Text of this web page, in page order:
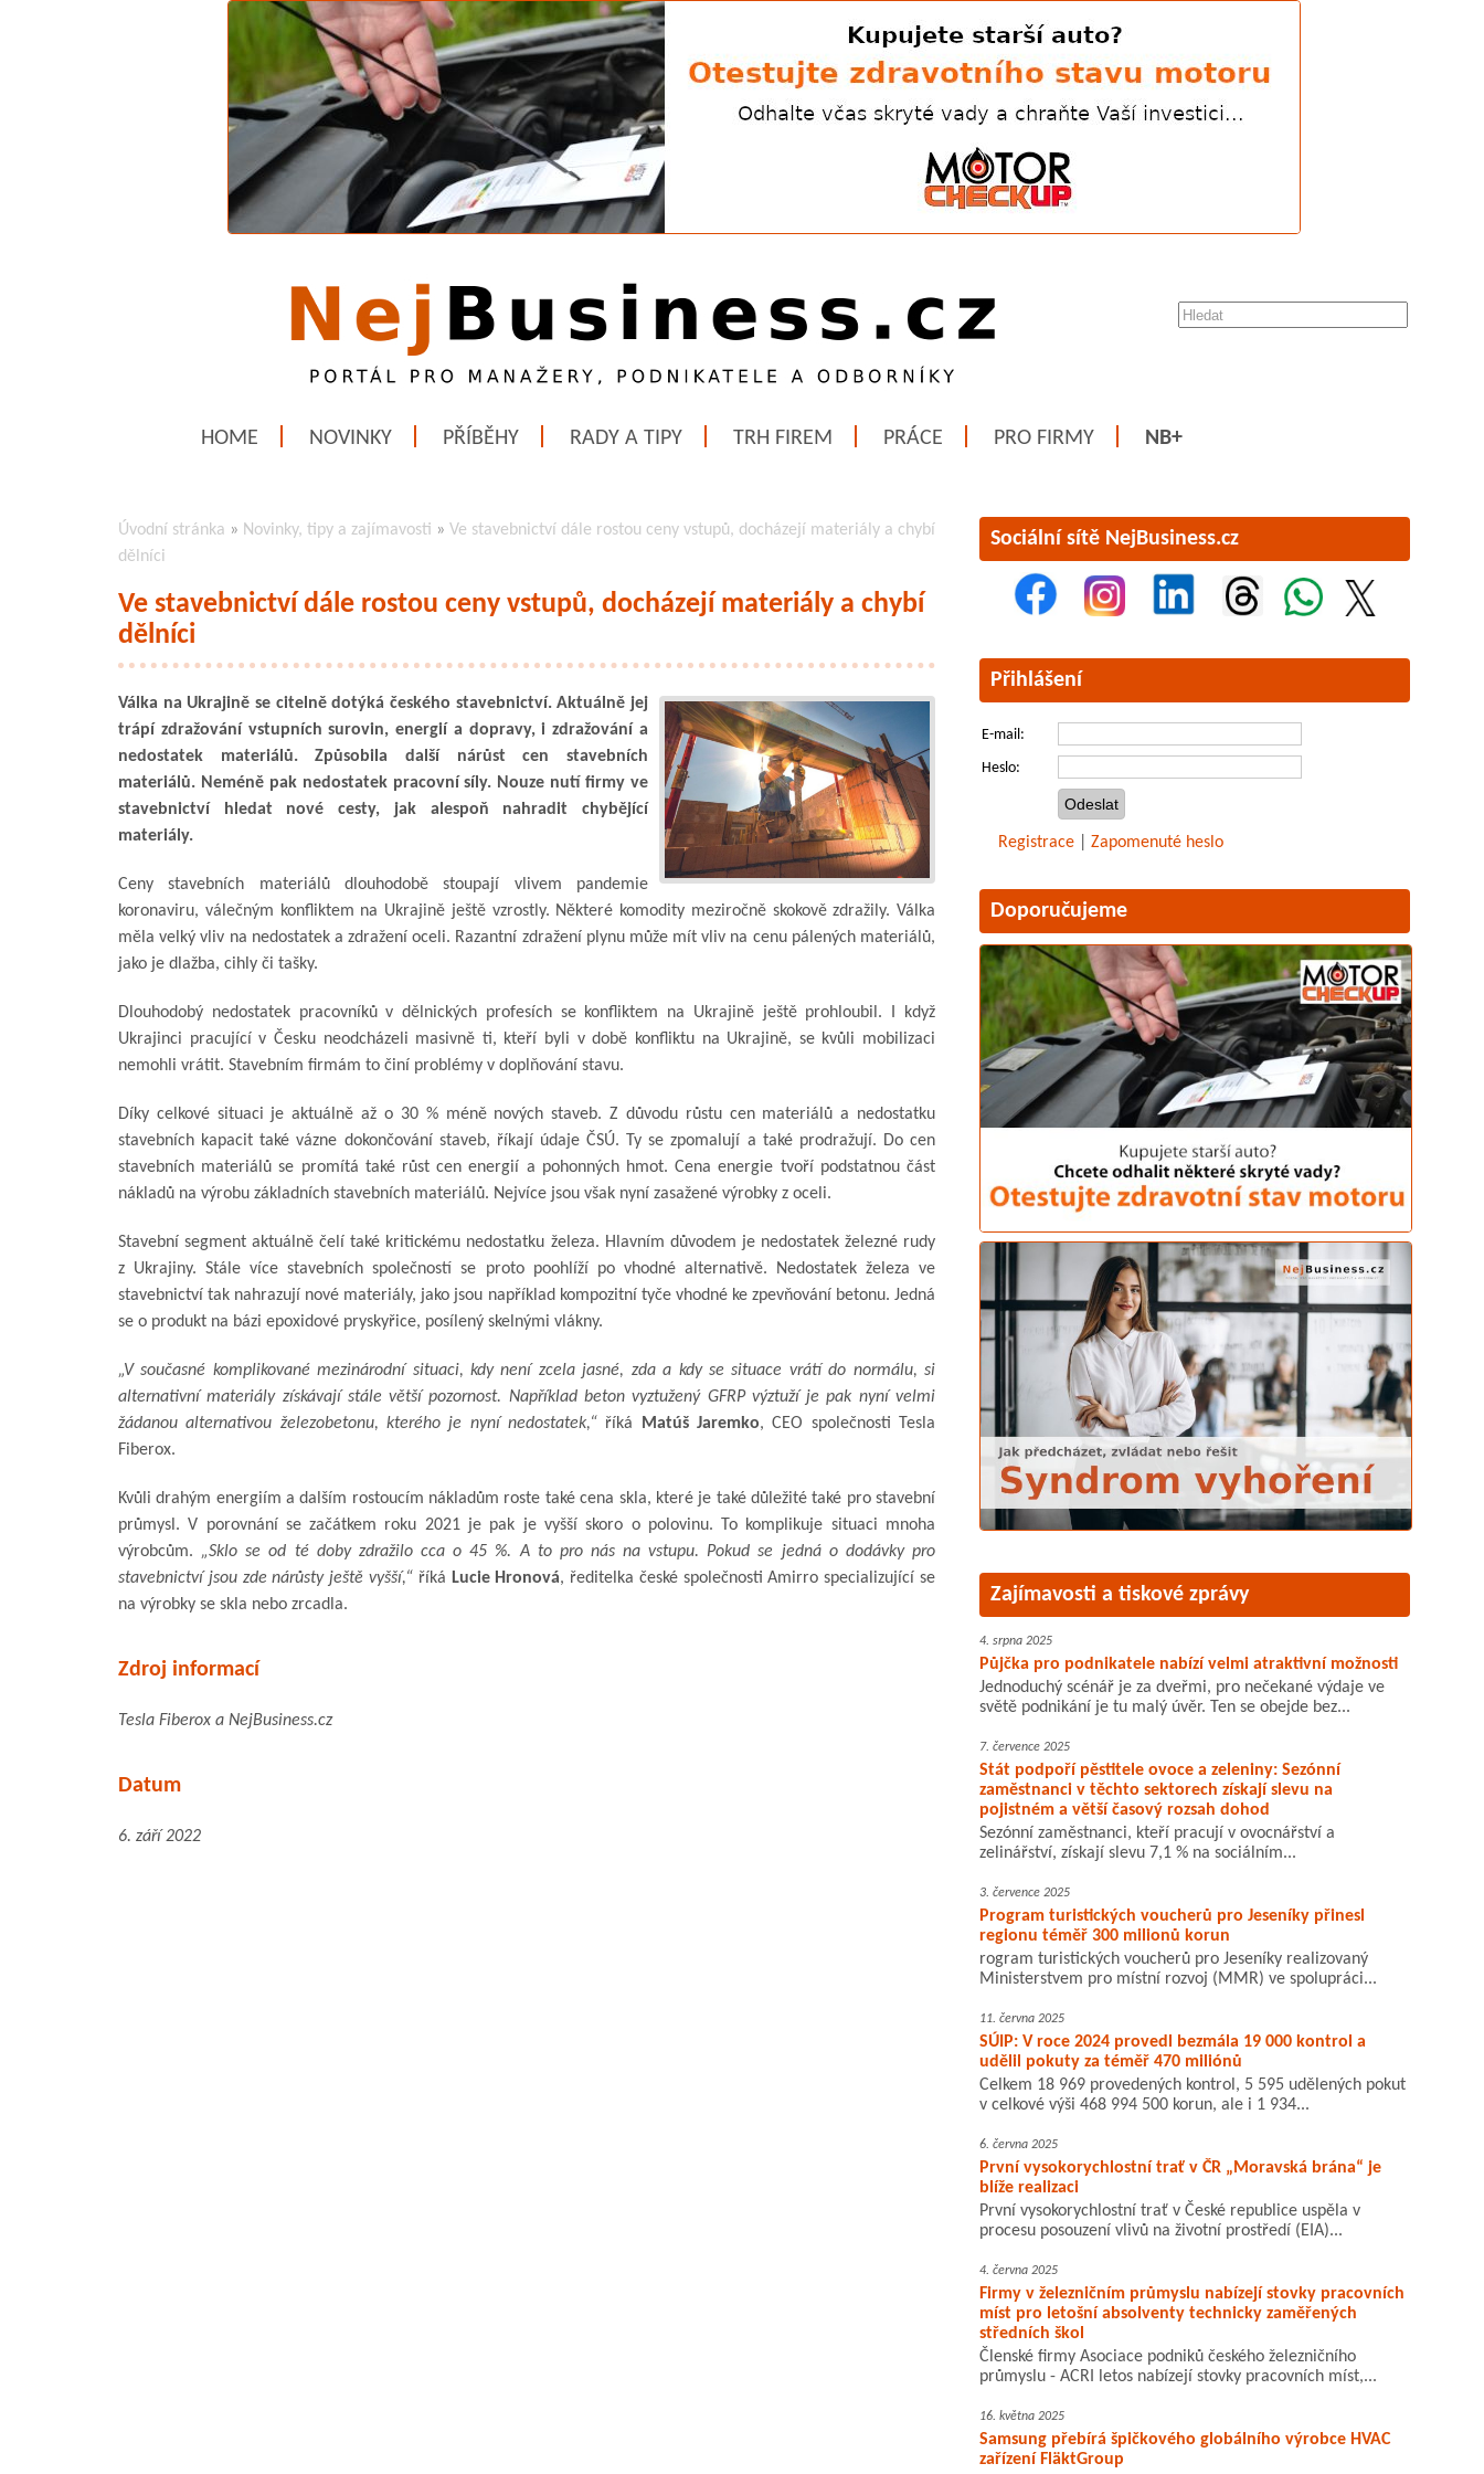
HOME NOVINKY PŘÍBĚHY RADY A TIPY TRH FIREM PRÁCE PRO FIRMY NB+
Úvodní stránka » Novinky, tipy a zajímavosti » Ve stavebnictví dále rostou ceny vstupů, docházejí materiály a chybí
dělníci
Ve stavebnictví dále rostou ceny vstupů, docházejí materiály a chybí
dělníci
Válka na Ukrajině se citelně dotýká českého stavebnictví. Aktuálně jej
trápí zdražování vstupních surovin, energií a dopravy, i zdražování a
nedostatek materiálů. Způsobila další nárůst cen stavebních
materiálů. Neméně pak nedostatek pracovní síly. Nouze nutí firmy ve
stavebnictví hledat nové cesty, jak alespoň nahradit chybějící
materiály.
Ceny stavebních materiálů dlouhodobě stoupají vlivem pandemie
koronaviru, válečným konfliktem na Ukrajině ještě vzrostly. Některé komodity meziročně skokově zdražily. Válka
měla velký vliv na nedostatek a zdražení oceli. Razantní zdražení plynu může mít vliv na cenu pálených materiálů,
jako je dlažba, cihly či tašky.
Dlouhodobý nedostatek pracovníků v dělnických profesích se konfliktem na Ukrajině ještě prohloubil. I když
Ukrajinci pracující v Česku neodcházeli masivně ti, kteří byli v době konfliktu na Ukrajině, se kvůli mobilizaci
nemohli vrátit. Stavebním firmám to činí problémy v doplňování stavu.
Díky celkové situaci je aktuálně až o 30 % méně nových staveb. Z důvodu růstu cen materiálů a nedostatku
stavebních kapacit také vázne dokončování staveb, říkají údaje ČSÚ. Ty se zpomalují a také prodražují. Do cen
stavebních materiálů se promítá také růst cen energií a pohonných hmot. Cena energie tvoří podstatnou část
nákladů na výrobu základních stavebních materiálů. Nejvíce jsou však nyní zasažené výrobky z oceli.
Stavební segment aktuálně čelí také kritickému nedostatku železa. Hlavním důvodem je nedostatek železné rudy
z Ukrajiny. Stále více stavebních společností se proto poohlíží po vhodné alternativě. Nedostatek železa ve
stavebnictví tak nahrazují nové materiály, jako jsou například kompozitní tyče vhodné ke zpevňování betonu. Jedná
se o produkt na bázi epoxidové pryskyřice, posílený skelnými vlákny.
„V současné komplikované mezinárodní situaci, kdy není zcela jasné, zda a kdy se situace vrátí do normálu, si
alternativní materiály získávají stále větší pozornost. Například beton vyztužený GFRP výztuží je pak nyní velmi
žádanou alternativou železobetonu, kterého je nyní nedostatek,“ říká Matúš Jaremko, CEO společnosti Tesla
Fiberox.
Kvůli drahým energiím a dalším rostoucím nákladům roste také cena skla, které je také důležité také pro stavební
průmysl. V porovnání se začátkem roku 2021 je pak je vyšší skoro o polovinu. To komplikuje situaci mnoha
výrobcům. „Sklo se od té doby zdražilo cca o 45 %. A to pro nás na vstupu. Pokud se jedná o dodávky pro
stavebnictví jsou zde nárůsty ještě vyšší,“ říká Lucie Hronová, ředitelka české společnosti Amirro specializující se
na výrobky se skla nebo zrcadla.
Zdroj informací
Tesla Fiberox a NejBusiness.cz
Datum
6. září 2022
Sociální sítě NejBusiness.cz
Přihlášení
E-mail:
Heslo:
Registrace Zapomenuté heslo
Doporučujeme
Zajímavosti a tiskové zprávy
4. srpna 2025
Půjčka pro podnikatele nabízí velmi atraktivní možnosti
Jednoduchý scénář je za dveřmi, pro nečekané výdaje ve
světě podnikání je tu malý úvěr. Ten se obejde bez...
7. července 2025
Stát podpoří pěstitele ovoce a zeleniny: Sezónní
zaměstnanci v těchto sektorech získají slevu na
pojistném a větší časový rozsah dohod
Sezónní zaměstnanci, kteří pracují v ovocnářství a
zelinářství, získají slevu 7,1 % na sociálním...
3. července 2025
Program turistických voucherů pro Jeseníky přinesl
regionu téměř 300 milionů korun
rogram turistických voucherů pro Jeseníky realizovaný
Ministerstvem pro místní rozvoj (MMR) ve spolupráci...
11. června 2025
SÚIP: V roce 2024 provedl bezmála 19 000 kontrol a
udělil pokuty za téměř 470 miliónů
Celkem 18 969 provedených kontrol, 5 595 udělených pokut
v celkové výši 468 994 500 korun, ale i 1 934...
6. června 2025
První vysokorychlostní trať v ČR „Moravská brána“ je
blíže realizaci
První vysokorychlostní trať v České republice uspěla v
procesu posouzení vlivů na životní prostředí (EIA)...
4. června 2025
Firmy v železničním průmyslu nabízejí stovky pracovních
míst pro letošní absolventy technicky zaměřených
středních škol
Členské firmy Asociace podniků českého železničního
průmyslu - ACRI letos nabízejí stovky pracovních míst,...
16. května 2025
Samsung přebírá špičkového globálního výrobce HVAC
zařízení FläktGroup